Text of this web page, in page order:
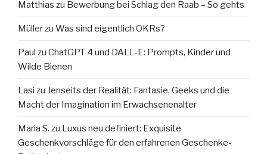
Matthias zu Bewerbung bei Schlag den Raab – So gehts
Müllerzu Was sind eigentlich OKRs?
Paul zu ChatGPT 4 und DALL-E: Prompts, Kinder und
Wilde Bienen
Lasi zu Jenseits der Realität: Fantasie, Geeks und die
Macht der Imagination im Erwachsenenalter
Maria S. zu Luxus neu definiert: Exquisite
Geschenkvorschläge für den erfahrenen Geschenke-